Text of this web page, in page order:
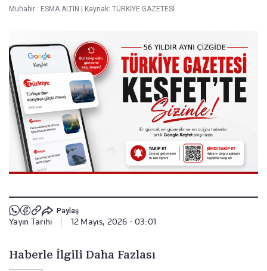
Muhabir : ESMA ALTIN Kaynak: TÜRKİYE GAZETESİ
Paylaş
Yayın Tarihi 12 Mayıs, 2026 - 03:01
Haberle İlgili Daha Fazlası